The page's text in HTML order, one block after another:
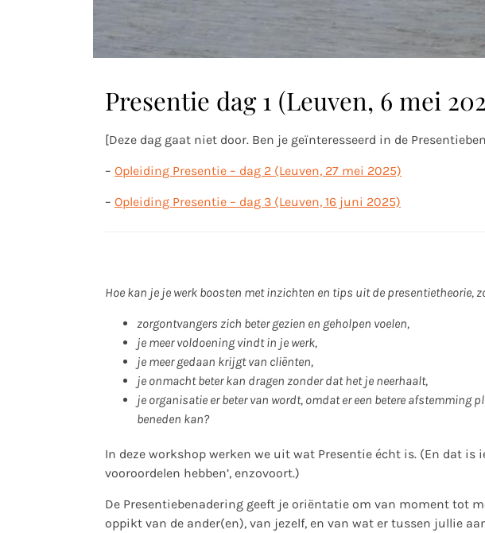
Presentie dag 1 (Leuven, 6 mei
[Deze dag gaat niet door. Ben je geïnteresseerd in de
– Opleiding Presentie – dag 2 (Leuven, 27 mei 2025)
– Opleiding Presentie – dag 3 (Leuven, 16 juni 2025)
Hoe kan je je werk boosten met inzichten en tips uit de presentietheorie,
zorgontvangers zich beter gezien en geholpen voelen,
je meer voldoening vindt in je werk,
je meer gedaan krijgt van cliënten,
je onmacht beter kan dragen zonder dat het je neerhaalt,
je organisatie er beter van wordt, omdat er een betere afstemming
beneden kan?
In deze workshop werken we uit wat Presentie écht is. (En dat is
vooroordelen hebben’, enzovoort.)
De Presentiebenadering geeft je oriëntatie om van moment tot
oppikt van de ander(en), van jezelf, en van wat er tussen jullie